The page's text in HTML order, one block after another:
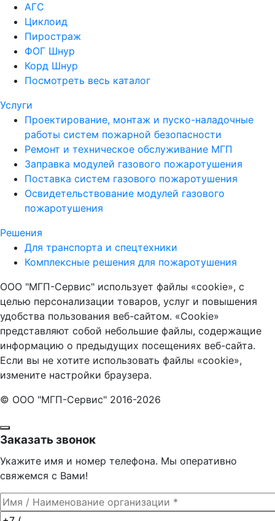
АГС
Циклоид
Пиростраж
ФОГ Шнур
Корд Шнур
Посмотреть весь каталог
Услуги
Проектирование, монтаж и пуско-наладочные
работы систем пожарной безопасности
Ремонт и техническое обслуживание МГП
Заправка модулей газового пожаротушения
Поставка систем газового пожаротушения
Освидетельствование модулей газового
пожаротушения
Решения
Для транспорта и спецтехники
Комплексные решения для пожаротушения
ООО "МГП-Сервис" использует файлы «cookie», с
целью персонализации товаров, услуг и повышения
удобства пользования веб-сайтом. «Cookie»
представляют собой небольшие файлы, содержащие
информацию о предыдущих посещениях веб-сайта.
Если вы не хотите использовать файлы «cookie»,
измените настройки браузера.
© ООО "МГП-Сервис" 2016-2026
Заказать звонок
Укажите имя и номер телефона. Мы оперативно
свяжемся с Вами!